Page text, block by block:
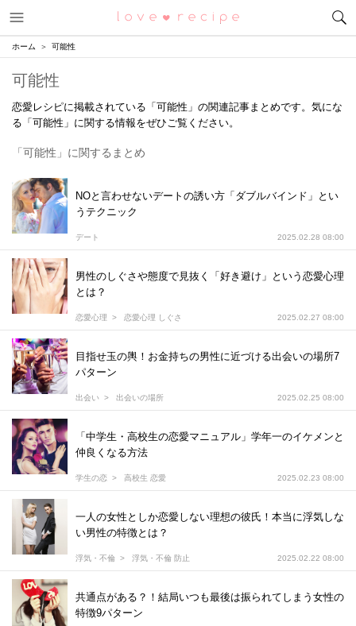
恋愛レシピ
ホーム 可能性
可能性
恋愛レシピに掲載されている「可能性」の関連記事まとめです。気にな
る「可能性」に関する情報をぜひご覧ください。
「可能性」に関するまとめ
NOと言わせないデートの誘い方「ダブルバインド」とい
うテクニック
デート 2025.02.28 08:00
男性のしぐさや態度で見抜く「好き避け」という恋愛心理
とは？
恋愛心理 恋愛心理 しぐさ 2025.02.27 08:00
目指せ玉の輿！お金持ちの男性に近づける出会いの場所7
パターン
出会い 出会いの場所 2025.02.25 08:00
「中学生・高校生の恋愛マニュアル」学年一のイケメンと
仲良くなる方法
学生の恋 高校生 恋愛 2025.02.23 08:00
一人の女性としか恋愛しない理想の彼氏！本当に浮気しな
い男性の特徴とは？
浮気・不倫 浮気・不倫 防止 2025.02.22 08:00
共通点がある？！結局いつも最後は振られてしまう女性の
特徴9パターン